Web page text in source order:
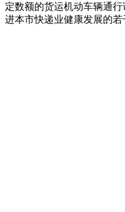
定数额的货运机动车辆通
进本市快递业健康发展的若